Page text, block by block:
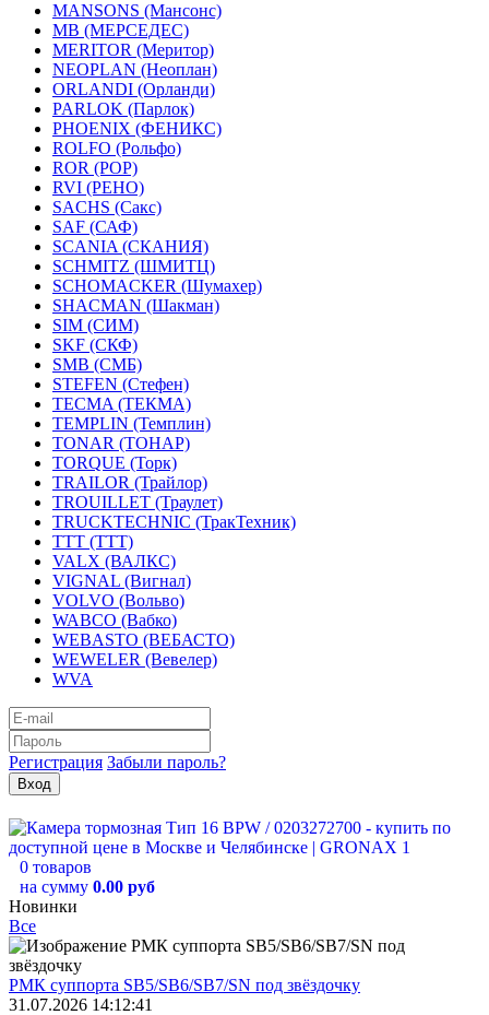
MANSONS (Мансонс)
MB (МЕРСЕДЕС)
MERITOR (Меритор)
NEOPLAN (Неоплан)
ORLANDI (Орланди)
PARLOK (Парлок)
PHOENIX (ФЕНИКС)
ROLFO (Рольфо)
ROR (РОР)
RVI (РЕНО)
SACHS (Сакс)
SAF (САФ)
SCANIA (СКАНИЯ)
SCHMITZ (ШМИТЦ)
SCHOMACKER (Шумахер)
SHACMAN (Шакман)
SIM (СИМ)
SKF (СКФ)
SMB (СМБ)
STEFEN (Стефен)
TECMA (ТЕКМА)
TEMPLIN (Темплин)
TONAR (ТОНАР)
TORQUE (Торк)
TRAILOR (Трайлор)
TROUILLET (Траулет)
TRUCKTECHNIC (ТракТехник)
TTT (ТТТ)
VALX (ВАЛКС)
VIGNAL (Вигнал)
VOLVO (Вольво)
WABCO (Вабко)
WEBASTO (ВЕБАСТО)
WEWELER (Вевелер)
WVA
Регистрация Забыли пароль?
0 товаров
на сумму 0.00 руб
Новинки
Все
РМК суппорта SB5/SB6/SB7/SN под звёздочку
31.07.2026 14:12:41